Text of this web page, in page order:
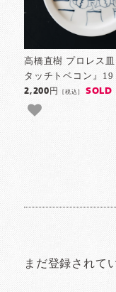
高橋直樹 プロレス
タッチトベコン』19
2,200円[税込] SOLD
まだ登録されて